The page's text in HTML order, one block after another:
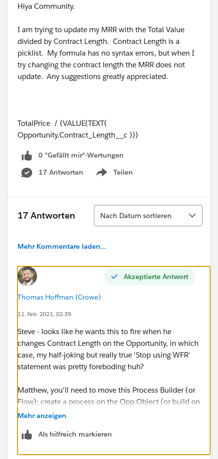
Hiya Community.
I am trying to update my MRR with the Total Value
divided by Contract Length. Contract Length is a
picklist. My formula has no syntax errors, but when I
try changing the contract length the MRR does not
update. Any suggestions greatly appreciated.
TotalPrice / (VALUE(TEXT(
Opportunity.Contract_Length__c )))
0 "Gefällt mir"-Wertungen
17 Antworten
Teilen
Show menu
17 Antworten
Sortieren
Nach Datum sortieren
Mehr Kommentare laden...
Akzeptierte Antwort
Thomas Hoffman (Crowe)
11. Feb. 2021, 02:39
Steve - looks like he wants this to fire when he
changes Contract Length on the Opportunity, in which
case, my half-joking but really true 'Stop using WFR'
statement was pretty foreboding huh?
Matthew, you'll need to move this Process Builder (or
Flow); create a process on the Opp Object (or build on
an existing one if you already have one on the Opp
Mehr anzeigen
Als hilfreich markieren